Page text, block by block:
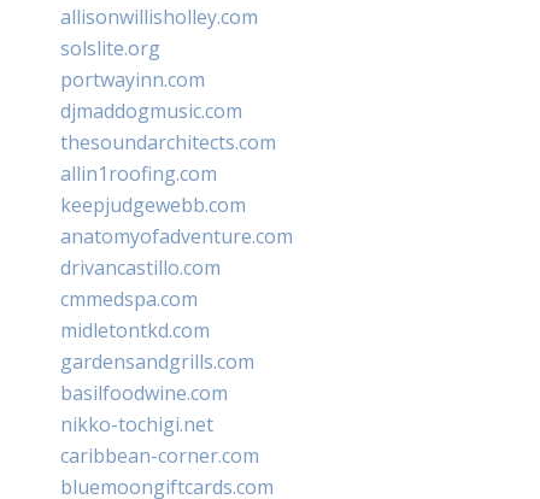
allisonwillisholley.com
solslite.org
portwayinn.com
djmaddogmusic.com
thesoundarchitects.com
allin1roofing.com
keepjudgewebb.com
anatomyofadventure.com
drivancastillo.com
cmmedspa.com
midletontkd.com
gardensandgrills.com
basilfoodwine.com
nikko-tochigi.net
caribbean-corner.com
bluemoongiftcards.com